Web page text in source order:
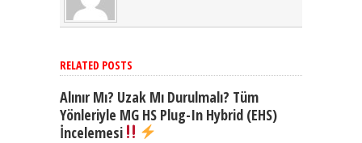
RELATED POSTS
Alınır Mı? Uzak Mı Durulmalı? Tüm
Yönleriyle MG HS Plug-In Hybrid (EHS)
İncelemesi